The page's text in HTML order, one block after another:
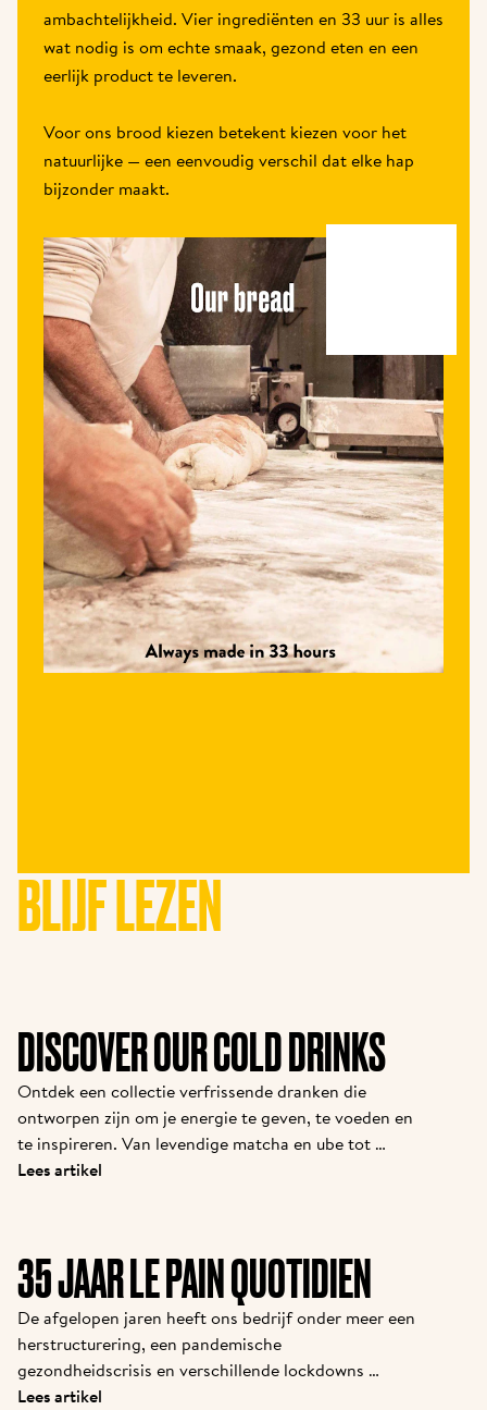
ambachtelijkheid. Vier ingrediënten en 33 uur is alles
wat nodig is om echte smaak, gezond eten en een
eerlijk product te leveren.
Voor ons brood kiezen betekent kiezen voor het
natuurlijke — een eenvoudig verschil dat elke hap
bijzonder maakt.
BLIJF LEZEN
DISCOVER OUR COLD DRINKS
Ontdek een collectie verfrissende dranken die
ontworpen zijn om je energie te geven, te voeden en
te inspireren. Van levendige matcha en ube tot
tropische vruchten en plantaardige eiwitten: elke
Lees artikel
35 JAAR LE PAIN QUOTIDIEN
De afgelopen jaren heeft ons bedrijf onder meer een
herstructurering, een pandemische
gezondheidscrisis en verschillende lockdowns
doorstaan. Als groep en als merk komen we hier
Lees artikel